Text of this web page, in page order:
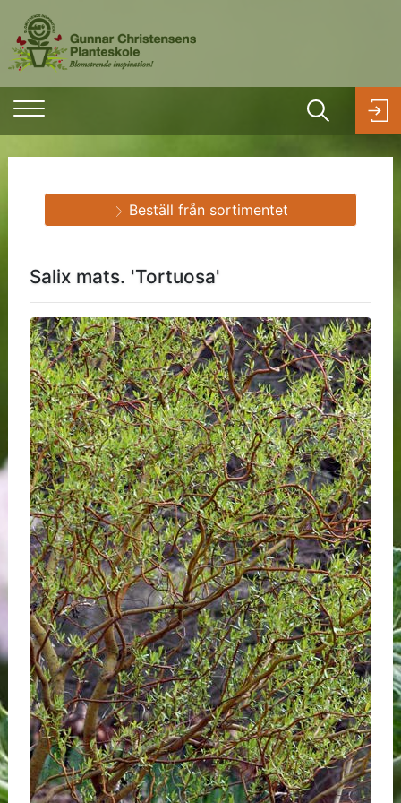
Salix mats. 'Tortuosa'
Beställ från sortimentet